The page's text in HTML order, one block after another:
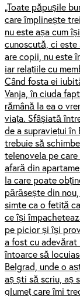
„Toate păpușile
care împlinește
nu este așa cum
cunoscută, ci
are copii, nu este
iar relațiile cu
Când fosta ei
Vanja, în ciuda
rămână la ea o
viața. Sfâșiată
de a supraviețui în
trebuie să
telenovela pe
afară din
la care poate
părăsește din
simte ca o fetiță
ce își
pe picior și își
a fost cu adevărat
întoarce să
Belgrad, unde o
aș ști să scriu, aș
glumeț care îmi